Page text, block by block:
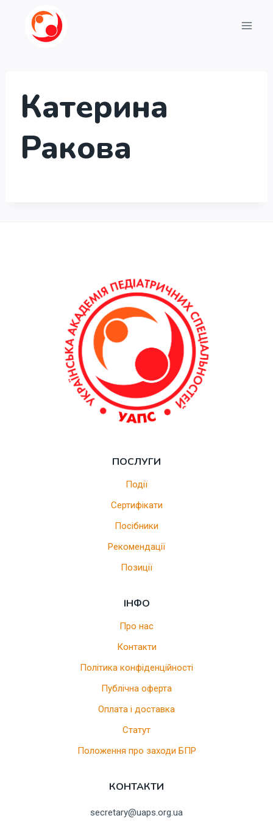
Перейти
Катерина
Ракова
ПОСЛУГИ
Події
Сертифікати
Посібники
Рекомендації
Позиції
ІНФО
Про нас
Контакти
Політика конфіденційності
Публічна оферта
Оплата і доставка
Статут
Положення про заходи БПР
КОНТАКТИ
secretary@uaps.org.ua